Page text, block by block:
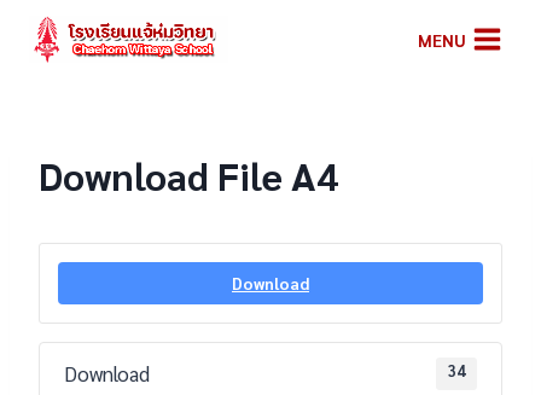
MENU
Download File A4
Download
Download 34